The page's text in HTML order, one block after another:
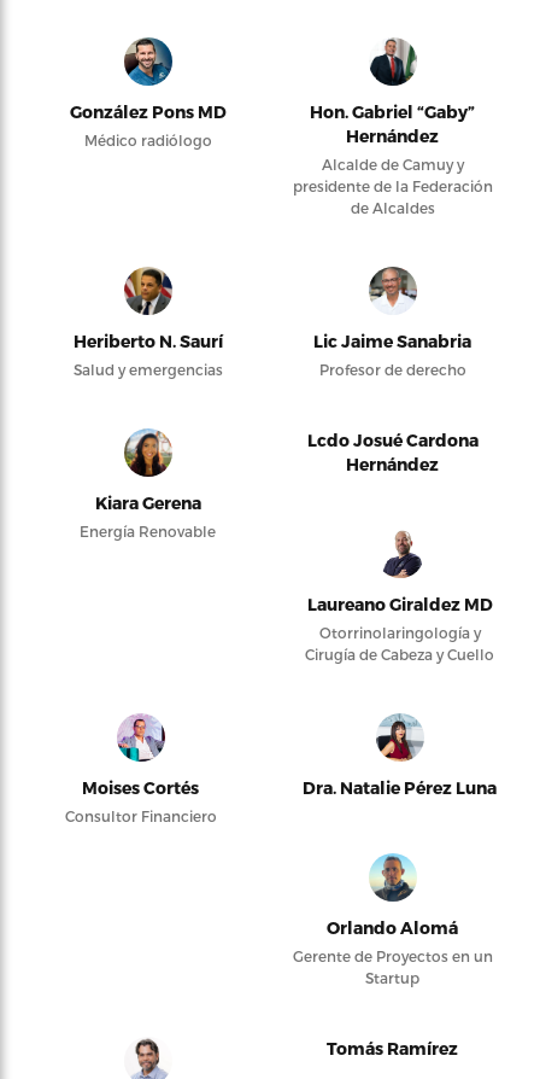
González Pons MD
Médico radiólogo
Hon. Gabriel “Gaby”
Hernández
Alcalde de Camuy y
presidente de la Federación
de Alcaldes
Heriberto N. Saurí
Salud y emergencias
Lic Jaime Sanabria
Profesor de derecho
Kiara Gerena
Energía Renovable
Lcdo Josué Cardona
Hernández
Laureano Giraldez MD
Otorrinolaringología y
Cirugía de Cabeza y Cuello
Moises Cortés
Consultor Financiero
Dra. Natalie Pérez Luna
Orlando Alomá
Gerente de Proyectos en un
Startup
Tomás Ramírez